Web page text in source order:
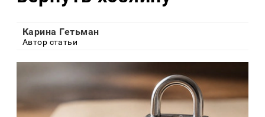
Карина Гетьман
Автор статьи